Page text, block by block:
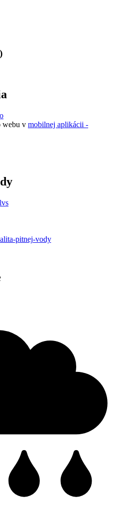
webu v mobilnej aplikácii -
pitnej-vody